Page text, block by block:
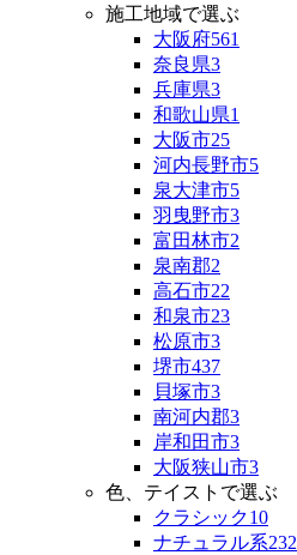
施工地域で選ぶ
大阪府561
奈良県3
兵庫県3
和歌山県1
大阪市25
河内長野市5
泉大津市5
羽曳野市3
富田林市2
泉南郡2
高石市22
和泉市23
松原市3
堺市437
貝塚市3
南河内郡3
岸和田市3
大阪狭山市3
色、テイストで選ぶ
クラシック10
ナチュラル系232